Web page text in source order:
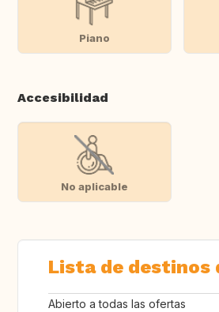
Piano
Accesibilidad
No aplicable
Lista de destinos
Abierto a todas las ofertas